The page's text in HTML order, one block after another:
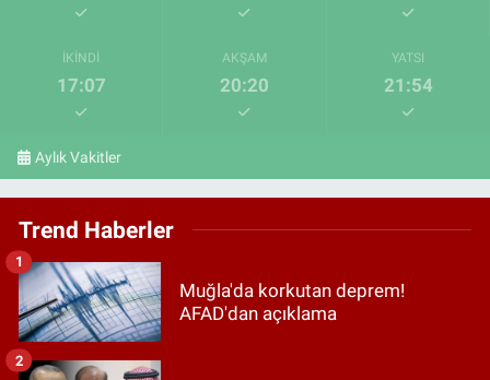
İKINDI
17:07
AKŞAM
20:20
YATSI
21:54
Aylık Vakitler
Trend Haberler
Muğla'da korkutan deprem!
AFAD'dan açıklama
1
2